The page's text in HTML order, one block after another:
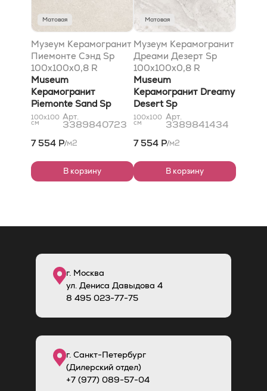
Матовая
Музеум Керамогранит
Пиемонте Сэнд Sp
100x100x0,8 R
рельефный
Museum
Керамогранит
Piemonte Sand Sp
100x100x0,8 R Shaped
100x100
см
Арт.
3389840723
7 554 Р/м2
В корзину
Матовая
Музеум Керамогранит
Дреами Дезерт Sp
100x100x0,8 R
рельефный
Museum
Керамогранит Dreamy
Desert Sp
100x100x0,8 R Shaped
100x100
см
Арт.
3389841434
7 554 Р/м2
В корзину
г. Москва
ул. Дениса Давыдова 4
8 495 023-77-75
г. Санкт-Петербург
(Дилерский отдел)
+7 (977) 089-57-04